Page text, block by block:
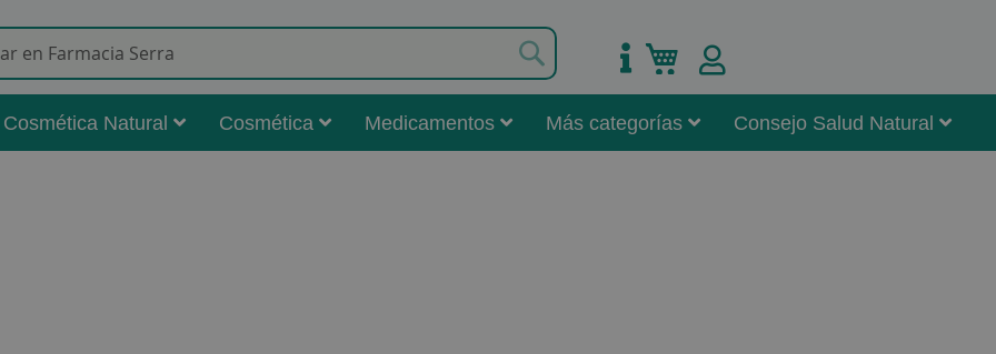
Mi carrito
Cosmética Natural Cosmética Medicamentos Más categorías Consejo Salud Natural